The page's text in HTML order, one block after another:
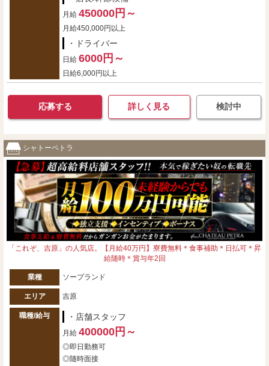
月給 450000円～
月給450,000円以上
・ドライバー
日給 6000円～
日給6,000円以上
応募する 詳しく見る 検討中
シャトーペトラ
「これぞ、吉原」の人気店。【月給40万円】寮費無料＊食事補助＊日払可＊昇
給随時＊賞与年2回
業種 ソープランド
エリア 吉原
職種/給与 ・店舗スタッフ
月給 400000円～
◎即日勤務可
◎随時面接